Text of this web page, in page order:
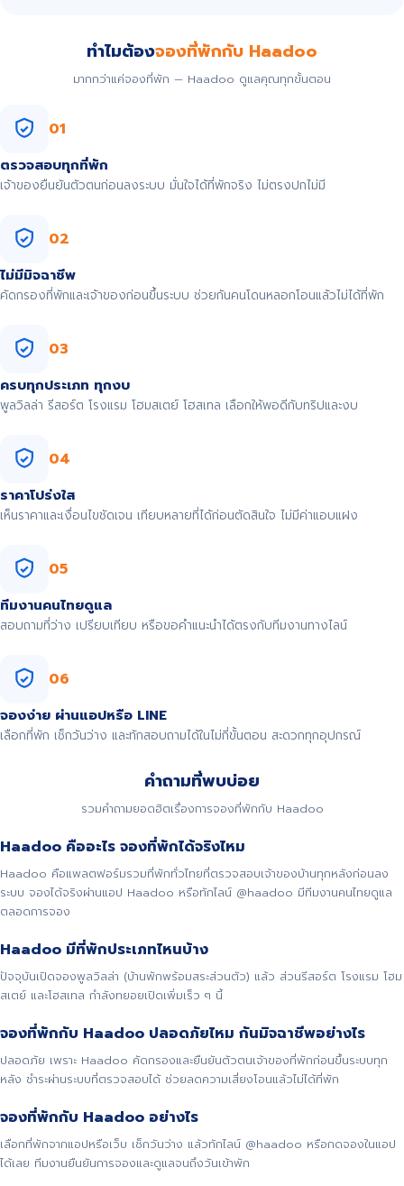
ทำไมต้องจองที่พักกับ Haadoo
มากกว่าแค่จองที่พัก — Haadoo ดูแลคุณทุกขั้นตอน
01
ตรวจสอบทุกที่พัก
เจ้าของยืนยันตัวตนก่อนลงระบบ มั่นใจได้ที่พักจริง ไม่ตรงปกไม่มี
02
ไม่มีมิจฉาชีพ
คัดกรองที่พักและเจ้าของก่อนขึ้นระบบ ช่วยกันคนโดนหลอกโอนแล้วไม่ได้ที่พัก
03
ครบทุกประเภท ทุกงบ
พูลวิลล่า รีสอร์ต โรงแรม โฮมสเตย์ โฮสเทล เลือกให้พอดีกับทริปและงบ
04
ราคาโปร่งใส
เห็นราคาและเงื่อนไขชัดเจน เทียบหลายที่ได้ก่อนตัดสินใจ ไม่มีค่าแอบแฝง
05
ทีมงานคนไทยดูแล
สอบถามที่ว่าง เปรียบเทียบ หรือขอคำแนะนำได้ตรงกับทีมงานทางไลน์
06
จองง่าย ผ่านแอปหรือ LINE
เลือกที่พัก เช็กวันว่าง และทักสอบถามได้ในไม่กี่ขั้นตอน สะดวกทุกอุปกรณ์
คำถามที่พบบ่อย
รวมคำถามยอดฮิตเรื่องการจองที่พักกับ Haadoo
Haadoo คืออะไร จองที่พักได้จริงไหม
Haadoo คือแพลตฟอร์มรวมที่พักทั่วไทยที่ตรวจสอบเจ้าของบ้านทุกหลังก่อนลง
ระบบ จองได้จริงผ่านแอป Haadoo หรือทักไลน์ @haadoo มีทีมงานคนไทยดูแล
ตลอดการจอง
Haadoo มีที่พักประเภทไหนบ้าง
ปัจจุบันเปิดจองพูลวิลล่า (บ้านพักพร้อมสระส่วนตัว) แล้ว ส่วนรีสอร์ต โรงแรม โฮม
สเตย์ และโฮสเทล กำลังทยอยเปิดเพิ่มเร็ว ๆ นี้
จองที่พักกับ Haadoo ปลอดภัยไหม กันมิจฉาชีพอย่างไร
ปลอดภัย เพราะ Haadoo คัดกรองและยืนยันตัวตนเจ้าของที่พักก่อนขึ้นระบบทุก
หลัง ชำระผ่านระบบที่ตรวจสอบได้ ช่วยลดความเสี่ยงโอนแล้วไม่ได้ที่พัก
จองที่พักกับ Haadoo อย่างไร
เลือกที่พักจากแอปหรือเว็บ เช็กวันว่าง แล้วทักไลน์ @haadoo หรือกดจองในแอป
ได้เลย ทีมงานยืนยันการจองและดูแลจนถึงวันเข้าพัก